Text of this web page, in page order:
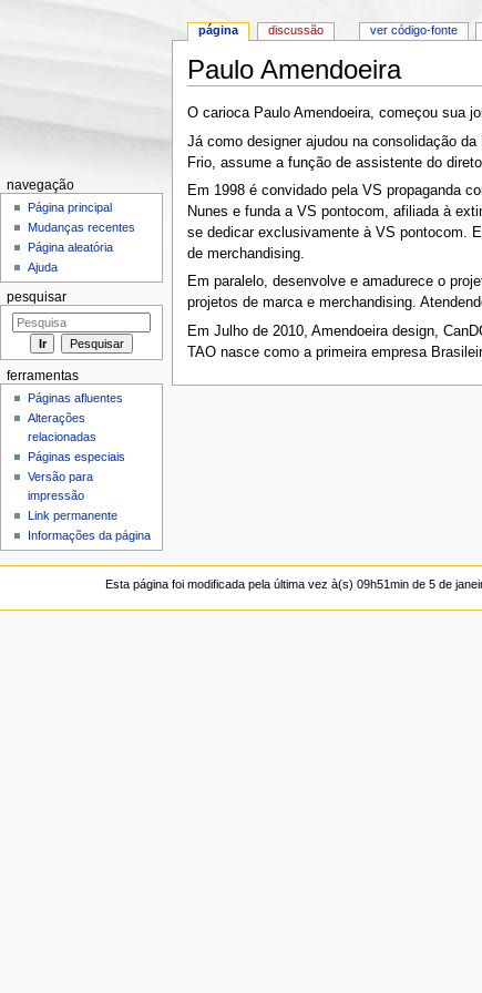
Paulo Amendoeira
O carioca Paulo Amendoeira, começou sua
Já como designer ajudou na consolidação
Frio, assume a função de assistente do
Em 1998 é convidado pela VS propaganda
Nunes e funda a VS pontocom, afiliada à
se dedicar exclusivamente à VS pontocom.
de merchandising.
Em paralelo, desenvolve e amadurece o
projetos de marca e merchandising.
Em Julho de 2010, Amendoeira design,
TAO nasce como a primeira empresa
página discussão ver código-fonte
navegação
Página principal
Mudanças recentes
Página aleatória
Ajuda
pesquisar
ferramentas
Páginas afluentes
Alterações
relacionadas
Páginas especiais
Versão para
impressão
Link permanente
Informações da página
Esta página foi modificada pela última vez à(s) 09h51min de 5 de